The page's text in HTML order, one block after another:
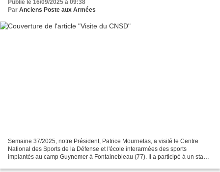
Publié le 16/09/2025 à 09:38
Par Anciens Poste aux Armées
Semaine 37/2025, notre Président, Patrice Mournetas, a visité le Centre
National des Sports de la Défense et l'école interarmées des sports
implantés au camp Guynemer à Fontainebleau (77). Il a participé à un stage